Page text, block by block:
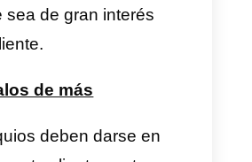
más que una perdida
negocio, porque es una